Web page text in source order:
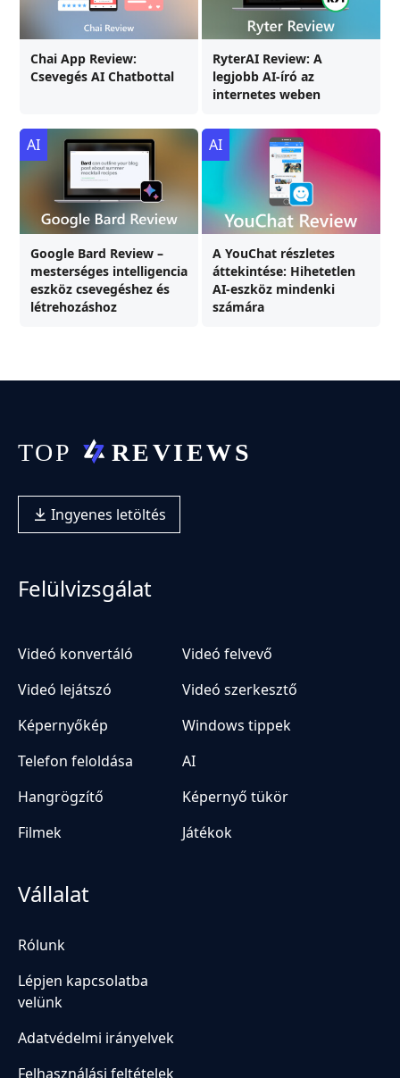
Chai App Review:
Csevegés AI Chatbottal
RyterAI Review: A
legjobb AI-író az
internetes weben
Google Bard Review –
mesterséges intelligencia
eszköz csevegéshez és
létrehozáshoz
AI
A YouChat részletes
áttekintése: Hihetetlen
AI-eszköz mindenki
számára
AI
Ingyenes letöltés
Felülvizsgálat
Videó konvertáló
Videó felvevő
Videó lejátszó
Videó szerkesztő
Képernyőkép
Windows tippek
Telefon feloldása
AI
Hangrögzítő
Képernyő tükör
Filmek
Játékok
Vállalat
Rólunk
Lépjen kapcsolatba
velünk
Adatvédelmi irányelvek
Felhasználási feltételek